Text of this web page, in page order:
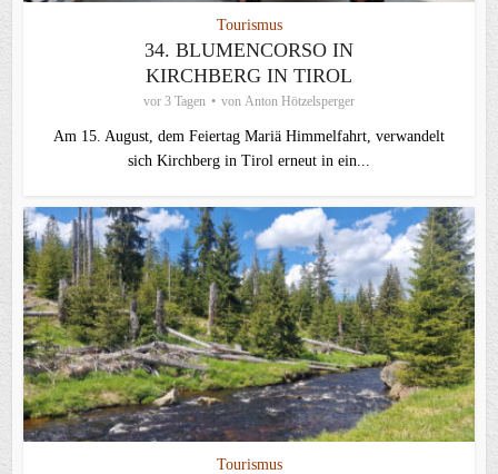
Tourismus
34. BLUMENCORSO IN
KIRCHBERG IN TIROL
vor 3 Tagen von Anton Hötzelsperger
Am 15. August, dem Feiertag Mariä Himmelfahrt, verwandelt
sich Kirchberg in Tirol erneut in ein...
Tourismus